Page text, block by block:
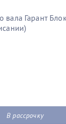
вала Гарант
В рассрочку